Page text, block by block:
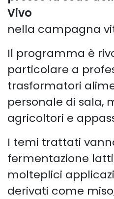
Vivo
nella campagna
Il programma è
particolare a
trasformatori
personale di sala,
agricoltori e
I temi trattati
fermentazione
molteplici
derivati come